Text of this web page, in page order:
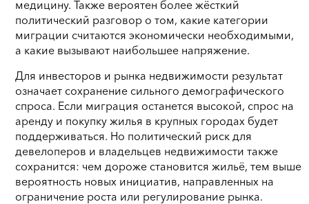
медицину. Также вероятен более жёсткий
политический разговор о том, какие категории
миграции считаются экономически необходимыми,
а какие вызывают наибольшее напряжение.
Для инвесторов и рынка недвижимости результат
означает сохранение сильного демографического
спроса. Если миграция останется высокой, спрос на
аренду и покупку жилья в крупных городах будет
поддерживаться. Но политический риск для
девелоперов и владельцев недвижимости также
сохранится: чем дороже становится жильё, тем выше
вероятность новых инициатив, направленных на
ограничение роста или регулирование рынка.